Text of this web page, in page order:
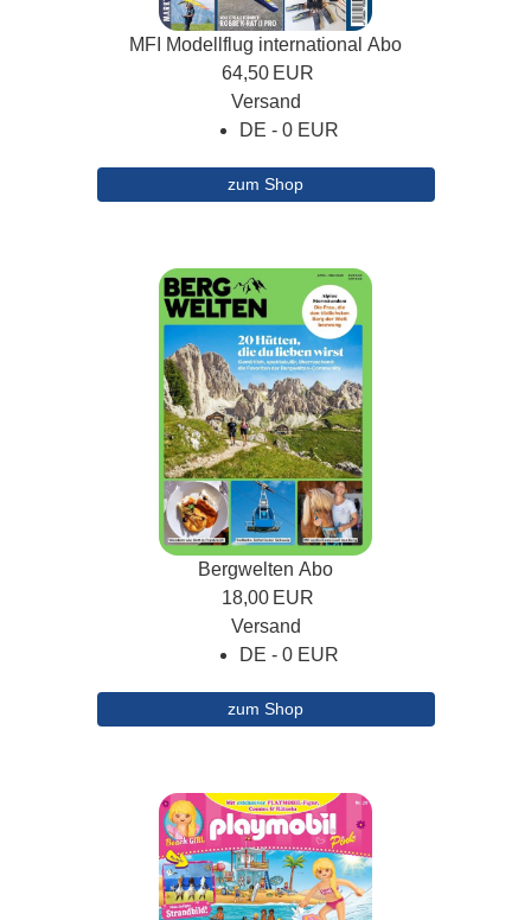
MFI Modellflug international Abo
64,50 EUR
Versand
DE - 0 EUR
zum Shop
Bergwelten Abo
18,00 EUR
Versand
DE - 0 EUR
zum Shop